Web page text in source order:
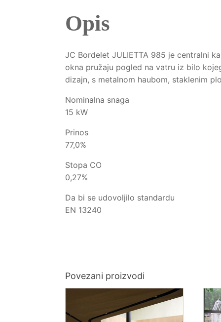
Opis
JC Bordelet JULIETTA 985 je centralni
okna pružaju pogled na vatru iz bilo
dizajn, s metalnom haubom, staklenim
Nominalna snaga
15 kW
Prinos
77,0%
Stopa CO
0,27%
Da bi se udovoljilo standardu
EN 13240
Povezani proizvodi